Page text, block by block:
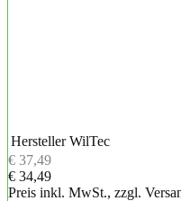
Hersteller WilTec
€ 37,49
€ 34,49
Preis inkl. MwSt., zzgl.